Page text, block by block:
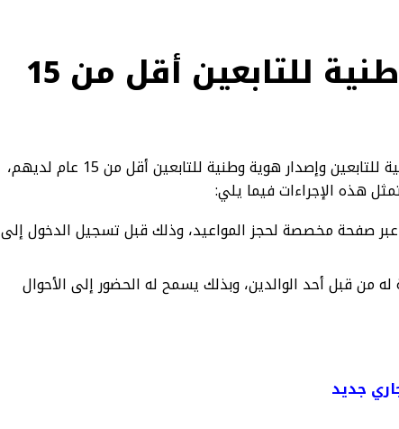
إجراءات إصدار هوية وطنية للتابعين أقل من 15
يتعين على الأشخاص الراغبين في استخراج هوية وطنية للتابعين وإصدار هوية وطنية للتابعين أقل من 15 عام لديهم،
هذه الإجراءات فيما يلي:
عبر صفحة مخصصة لحجز المواعيد، وذلك قبل تسجيل الدخول إلى
له من قبل أحد الوالدين، وبذلك يسمح له الحضور إلى الأحوال
جديد